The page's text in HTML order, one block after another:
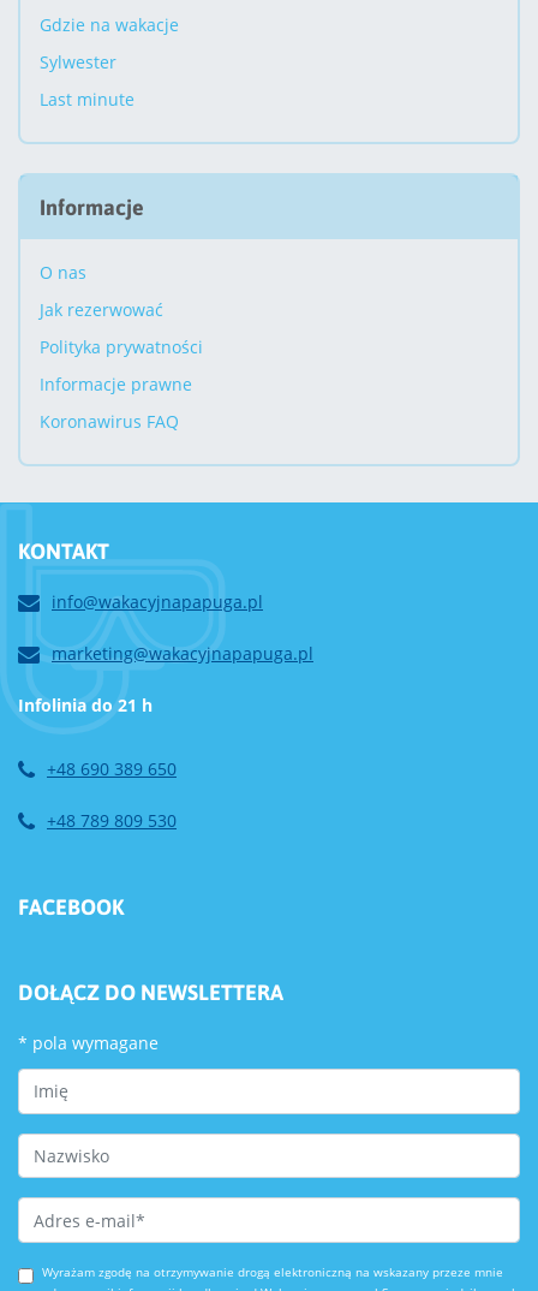
Gdzie na wakacje
Sylwester
Last minute
Informacje
O nas
Jak rezerwować
Polityka prywatności
Informacje prawne
Koronawirus FAQ
KONTAKT
info@wakacyjnapapuga.pl
marketing@wakacyjnapapuga.pl
Infolinia do 21 h
+48 690 389 650
+48 789 809 530
FACEBOOK
DOŁĄCZ DO NEWSLETTERA
* pola wymagane
First Name
Last Name
Email Address *
Wyrażam zgodę na otrzymywanie drogą elektroniczną na wskazany przeze mnie